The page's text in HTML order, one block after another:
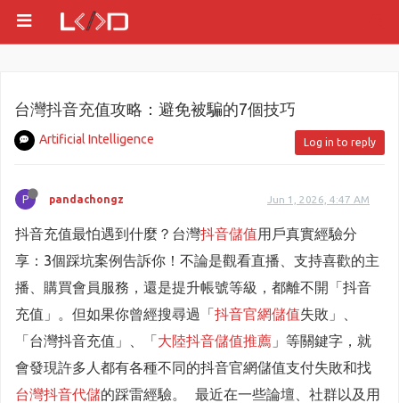
台灣抖音充值攻略：避免被騙的7個技巧
Artificial Intelligence Log in to reply
P pandachongz Jun 1, 2026, 4:47 AM
抖音充值最怕遇到什麼？台灣抖音儲值用戶真實經驗分
享：3個踩坑案例告訴你！不論是觀看直播、支持喜歡的主
播、購買會員服務，還是提升帳號等級，都離不開「抖音
充值」。但如果你曾經搜尋過「抖音官網儲值失敗」、
「台灣抖音充值」、「大陸抖音儲值推薦 」等關鍵字，就
會發現許多人都有各種不同的抖音官網儲值支付失敗和找
台灣抖音代儲的踩雷經驗。 最近在一些論壇、社群以及用